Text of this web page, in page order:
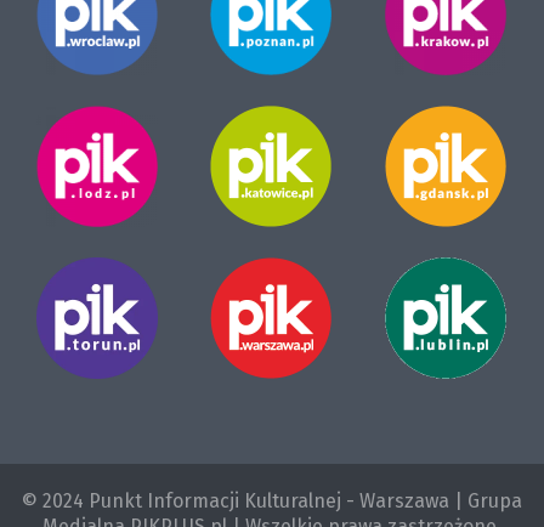
© 2024 Punkt Informacji Kulturalnej - Warszawa | Grupa